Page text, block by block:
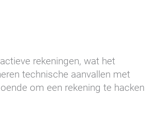
rekeningen, wat het
technische aanvallen met
om een rekening te hacken